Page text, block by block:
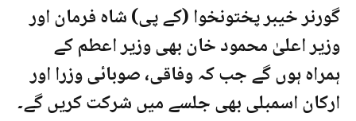
گورنر خیبر پختونخوا (کے پی) شاہ فرمان اور
وزیر اعلیٰ محمود خان بھی وزیر اعطم کے
ہمراہ ہوں گے جب کہ وفاقی، صوبائی وزرا اور
ارکان اسمبلی بھی جلسے میں شرکت کریں گے۔